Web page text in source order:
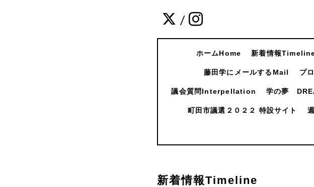
/
ホームHome 新着情報
藤田学にメールするMail プ
議会質問Interpellation 学の夢
町田市議選２０２２ 特設サイト
新着情報Timeline